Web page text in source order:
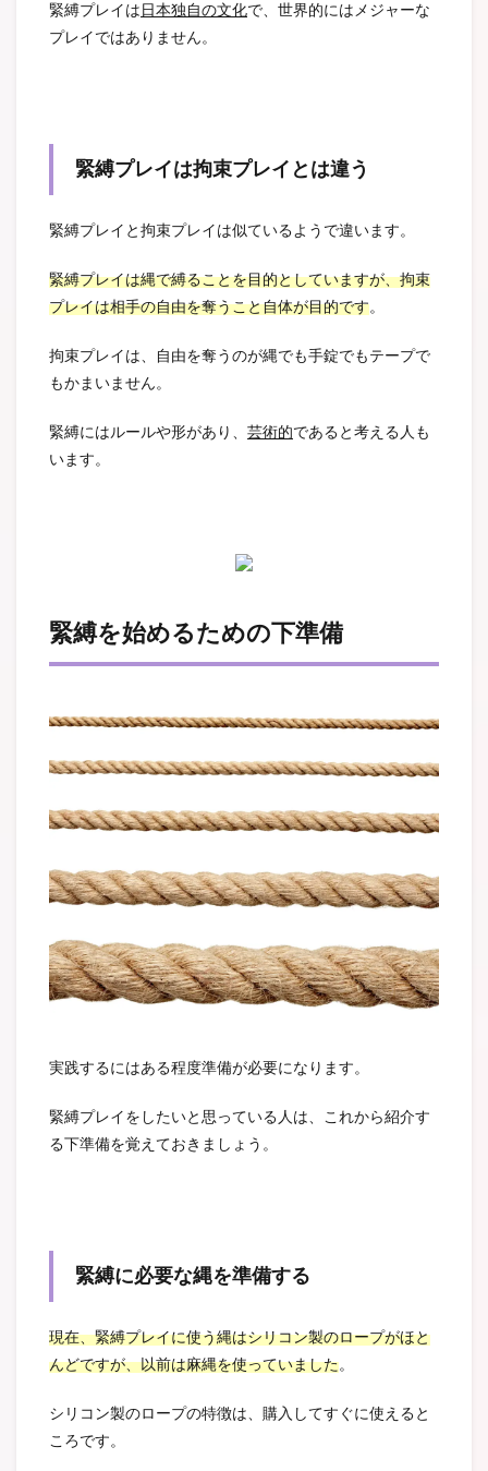
緊縛プレイは日本独自の文化で、世界的にはメジャーな
プレイではありません。
緊縛プレイは拘束プレイとは違う
緊縛プレイと拘束プレイは似ているようで違います。
緊縛プレイは縄で縛ることを目的としていますが、拘束
プレイは相手の自由を奪うこと自体が目的です。
拘束プレイは、自由を奪うのが縄でも手錠でもテープで
もかまいません。
緊縛にはルールや形があり、 芸術的であると考える人も
います。
緊縛を始めるための下準備
実践するにはある程度準備が必要になります。
緊縛プレイをしたいと思っている人は、これから紹介す
る下準備を覚えておきましょう。
緊縛に必要な縄を準備する
現在、緊縛プレイに使う縄はシリコン製のロープがほと
んどですが、以前は麻縄を使っていました。
シリコン製のロープの特徴は、購入してすぐに使えると
ころです。